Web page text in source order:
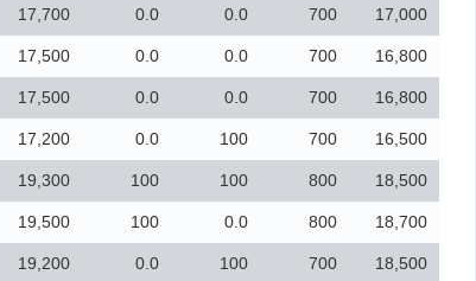
17,700 0.0 0.0 700 17,000
17,500 0.0 0.0 700 16,800
17,500 0.0 0.0 700 16,800
17,200 0.0 100 700 16,500
19,300 100 100 800 18,500
19,500 100 0.0 800 18,700
19,200 0.0 100 700 18,500